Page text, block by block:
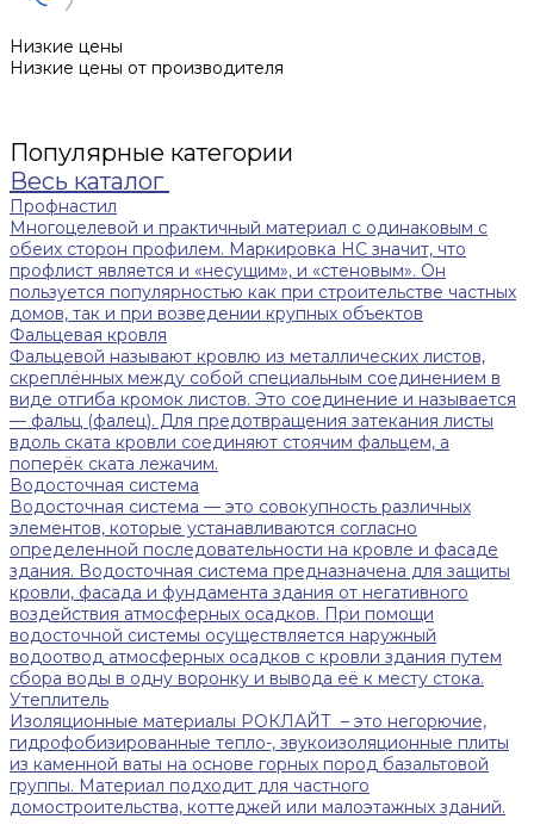
Низкие цены
Низкие цены от производителя
Популярные категории
Весь каталог
Профнастил
Многоцелевой и практичный материал с одинаковым с
обеих сторон профилем. Маркировка НС значит, что
профлист является и «несущим», и «стеновым». Он
пользуется популярностью как при строительстве частных
домов, так и при возведении крупных объектов
Фальцевая кровля
Фальцевой называют кровлю из металлических листов,
скреплённых между собой специальным соединением в
виде отгиба кромок листов. Это соединение и называется
— фальц (фалец). Для предотвращения затекания листы
вдоль ската кровли соединяют стоячим фальцем, а
поперёк ската лежачим.
Водосточная система
Водосточная система — это совокупность различных
элементов, которые устанавливаются согласно
определенной последовательности на кровле и фасаде
здания. Водосточная система предназначена для защиты
кровли, фасада и фундамента здания от негативного
воздействия атмосферных осадков. При помощи
водосточной системы осуществляется наружный
водоотвод атмосферных осадков с кровли здания путем
сбора воды в одну воронку и вывода её к месту стока.
Утеплитель
Изоляционные материалы РОКЛАЙТ – это негорючие,
гидрофобизированные тепло-, звукоизоляционные плиты
из каменной ваты на основе горных пород базальтовой
группы. Материал подходит для частного
домостроительства, коттеджей или малоэтажных зданий.